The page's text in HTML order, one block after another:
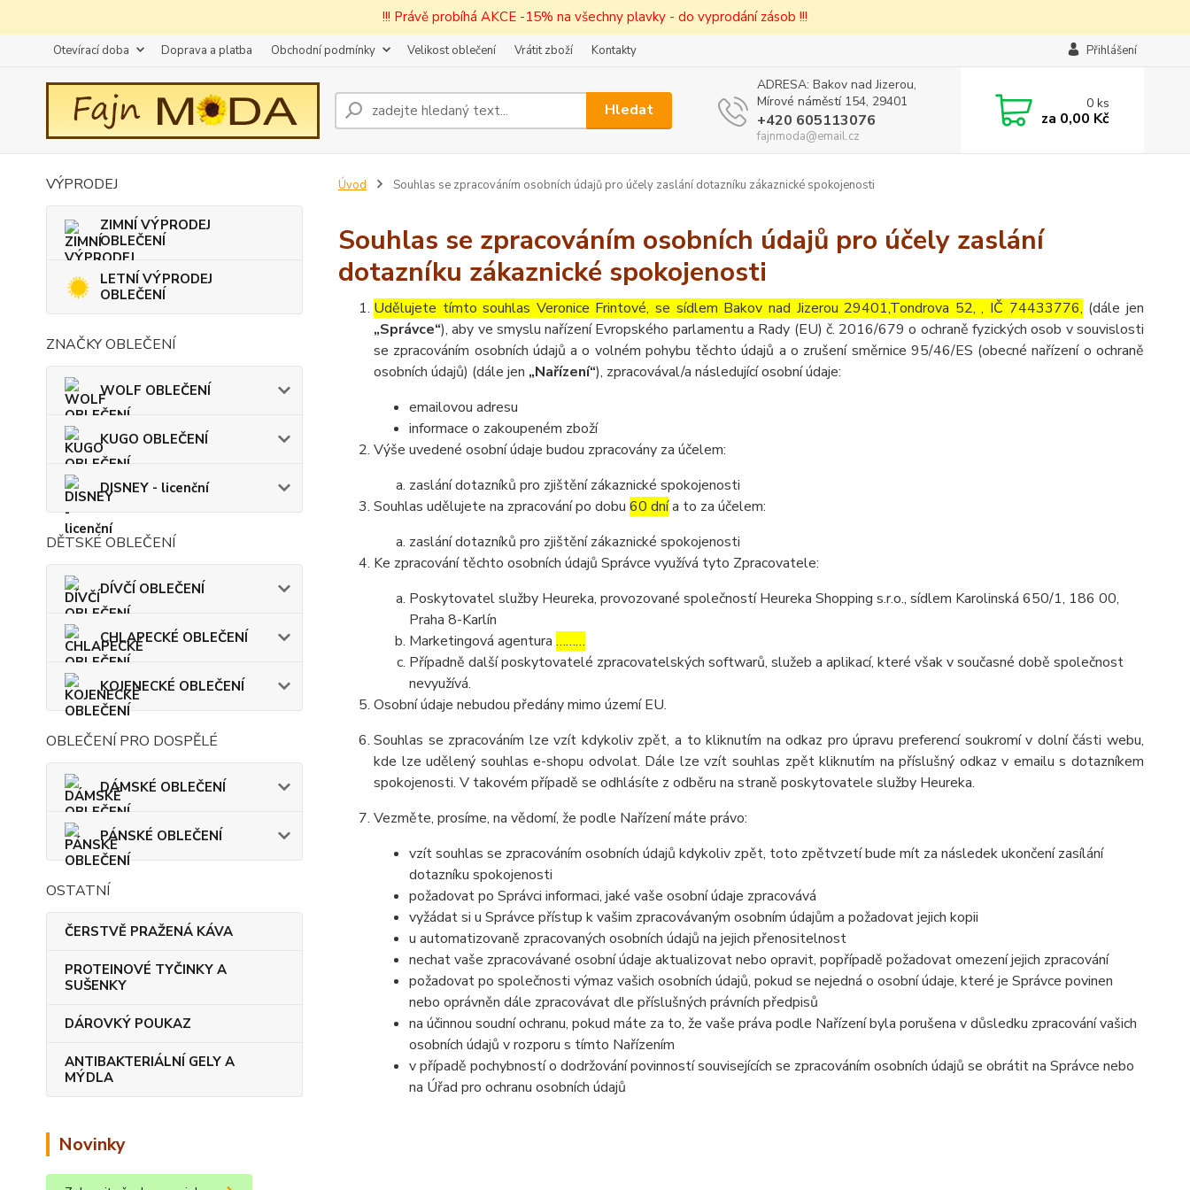
!!! Právě probíhá AKCE -15% na všechny plavky - do vyprodání zásob !!!
Otevírací doba Doprava a platba Obchodní podmínky Velikost oblečení Vrátit zboží Kontakty Přihlášení
Hledat
ADRESA: Bakov nad Jizerou,
Mírové náměstí 154, 29401
+420 605113076
fajnmoda@email.cz
0ks
za 0,00 Kč
VÝPRODEJ
ZIMNÍ VÝPRODEJ
OBLEČENÍ
LETNÍ VÝPRODEJ
OBLEČENÍ
ZNAČKY OBLEČENÍ
WOLF OBLEČENÍ
KUGO OBLEČENÍ
DISNEY - licenční
DĚTSKÉ OBLEČENÍ
DÍVČÍ OBLEČENÍ
CHLAPECKÉ OBLEČENÍ
KOJENECKÉ OBLEČENÍ
OBLEČENÍ PRO DOSPĚLÉ
DÁMSKÉ OBLEČENÍ
PÁNSKÉ OBLEČENÍ
OSTATNÍ
ČERSTVĚ PRAŽENÁ KÁVA
PROTEINOVÉ TYČINKY A
SUŠENKY
DÁROVKÝ POUKAZ
ANTIBAKTERIÁLNÍ GELY A
MÝDLA
Novinky
Úvod Souhlas se zpracováním osobních údajů pro účely zaslání dotazníku zákaznické spokojenosti
Souhlas se zpracováním osobních údajů pro účely zaslání
dotazníku zákaznické spokojenosti
Udělujete tímto souhlas Veronice Frintové, se sídlem Bakov nad Jizerou 29401,Tondrova 52, , IČ 74433776, (dále jen
„Správce“), aby ve smyslu nařízení Evropského parlamentu a Rady (EU) č. 2016/679 o ochraně fyzických osob v souvislosti
se zpracováním osobních údajů a o volném pohybu těchto údajů a o zrušení směrnice 95/46/ES (obecné nařízení o ochraně
osobních údajů) (dále jen „Nařízení“), zpracovával/a následující osobní údaje:
emailovou adresu
informace o zakoupeném zboží
Výše uvedené osobní údaje budou zpracovány za účelem:
zaslání dotazníků pro zjištění zákaznické spokojenosti
Souhlas udělujete na zpracování po dobu 60 dnía to za účelem:
zaslání dotazníků pro zjištění zákaznické spokojenosti
Ke zpracování těchto osobních údajů Správce využívá tyto Zpracovatele:
Poskytovatel služby Heureka, provozované společností Heureka Shopping s.r.o., sídlem Karolinská 650/1, 186 00,
Praha 8-Karlín
Marketingová agentura ………
Případně další poskytovatelé zpracovatelských softwarů, služeb a aplikací, které však v současné době společnost
nevyužívá.
Osobní údaje nebudou předány mimo území EU.
Souhlas se zpracováním lze vzít kdykoliv zpět, a to kliknutím na odkaz pro úpravu preferencí soukromí v dolní části webu,
kde lze udělený souhlas e-shopu odvolat. Dále lze vzít souhlas zpět kliknutím na příslušný odkaz v emailu s dotazníkem
spokojenosti. V takovém případě se odhlásíte z odběru na straně poskytovatele služby Heureka.
Vezměte, prosíme, na vědomí, že podle Nařízení máte právo:
vzít souhlas se zpracováním osobních údajů kdykoliv zpět, toto zpětvzetí bude mít za následek ukončení zasílání
dotazníku spokojenosti
požadovat po Správci informaci, jaké vaše osobní údaje zpracovává
vyžádat si u Správce přístup k vašim zpracovávaným osobním údajům a požadovat jejich kopii
u automatizovaně zpracovaných osobních údajů na jejich přenositelnost
nechat vaše zpracovávané osobní údaje aktualizovat nebo opravit, popřípadě požadovat omezení jejich zpracování
požadovat po společnosti výmaz vašich osobních údajů, pokud se nejedná o osobní údaje, které je Správce povinen
nebo oprávněn dále zpracovávat dle příslušných právních předpisů
na účinnou soudní ochranu, pokud máte za to, že vaše práva podle Nařízení byla porušena v důsledku zpracování vašich
osobních údajů v rozporu s tímto Nařízením
v případě pochybností o dodržování povinností souvisejících se zpracováním osobních údajů se obrátit na Správce nebo
na Úřad pro ochranu osobních údajů